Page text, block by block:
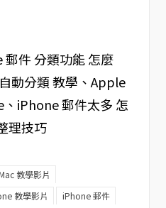
件 分類功能 怎麼
動分類 教學、Apple
iPhone 郵件太多 怎
理技巧
教學影片
教學影片
iPhone 郵件